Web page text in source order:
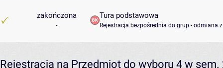
zakończona
-
Tura podstawowa
Rejestracja bezpośrednia do grup - odmiana
Rejestracja na Przedmiot do wyboru 4 w